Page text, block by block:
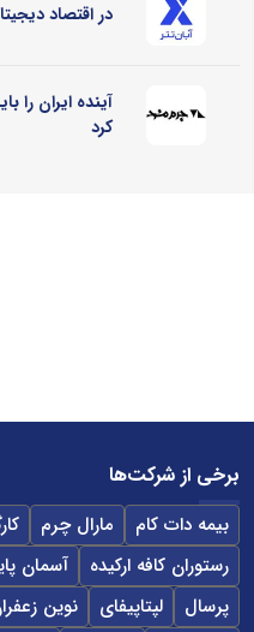
در اقتصاد
آینده ایران را
کرد
برخی از شرکت‌ها
بیمه دات کام مارال چرم
رستوران کافه ارکیده
آسمان
پرسال
لپتاپیفای نوین